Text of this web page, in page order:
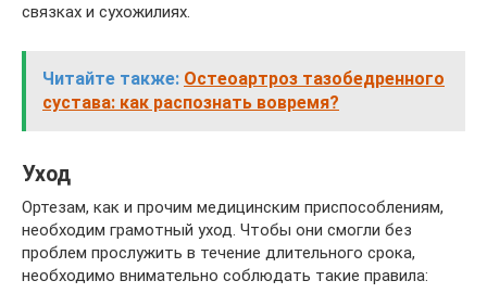
связках и сухожилиях.
Читайте также: Остеоартроз тазобедренного
сустава: как распознать вовремя?
Уход
Ортезам, как и прочим медицинским приспособлениям,
необходим грамотный уход. Чтобы они смогли без
проблем прослужить в течение длительного срока,
необходимо внимательно соблюдать такие правила: